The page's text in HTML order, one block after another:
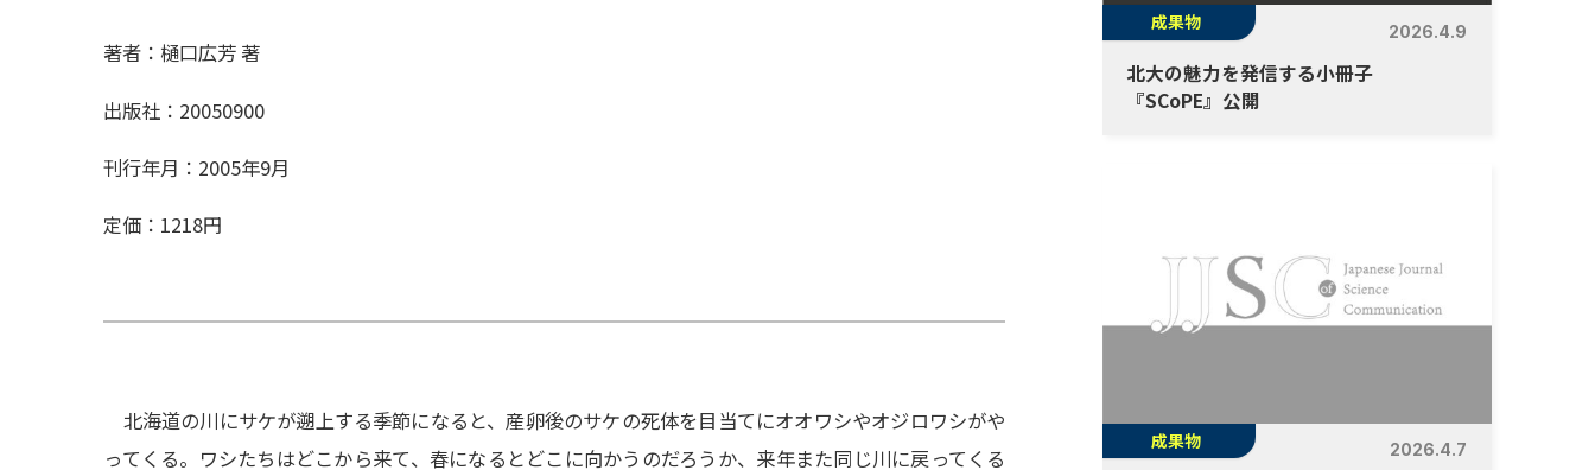
著者：樋口広芳 著
出版社：20050900
刊行年月：2005年9月
定価：1218円
北海道の川にサケが遡上する季節になると、産卵後のサケの死体を目当てにオオワシやオジロワシがや
ってくる。ワシたちはどこから来て、春になるとどこに向かうのだろうか、来年また同じ川に戻ってくる
成果物 2026.4.9
北大の魅力を発信する小冊子
『SCoPE』公開
成果物 2026.4.7